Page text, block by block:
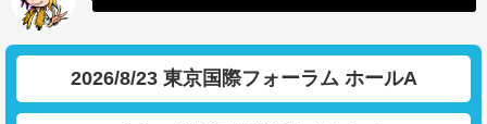
2026/8/23 東京国際フォーラム ホールA